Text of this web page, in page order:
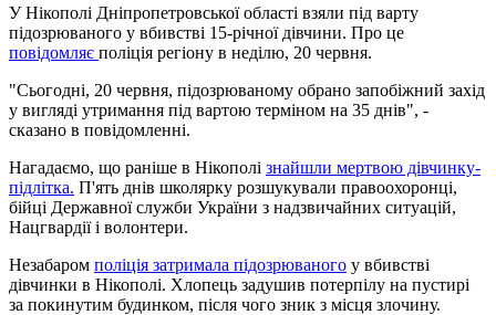
У Нікополі Дніпропетровської області взяли під варту
підозрюваного у вбивстві 15-річної дівчини. Про це
повідомляє поліція регіону в неділю, 20 червня.
"Сьогодні, 20 червня, підозрюваному обрано запобіжний захід
у вигляді утримання під вартою терміном на 35 днів", -
сказано в повідомленні.
Нагадаємо, що раніше в Нікополі знайшли мертвою дівчинку-
підлітка. П'ять днів школярку розшукували правоохоронці,
бійці Державної служби України з надзвичайних ситуацій,
Нацгвардії і волонтери.
Незабаром поліція затримала підозрюваного у вбивстві
дівчинки в Нікополі. Хлопець задушив потерпілу на пустирі
за покинутим будинком, після чого зник з місця злочину.